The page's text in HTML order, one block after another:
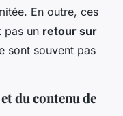
En outre, ces
pas un retour sur
sont souvent pas
du contenu de